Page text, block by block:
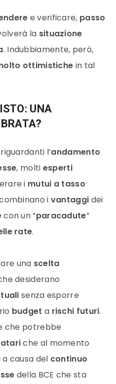
e verificare, passo
la situazione
. Indubbiamente, però,
ottimistiche in tal
: UNA
l’andamento
, molti esperti
i mutui a tasso
i vantaggi dei
con un “paracadute”
rate.
una scelta
desiderano
senza esporre
budget a rischi futuri.
che potrebbe
che al momento
a causa del continuo
della BCE che sta